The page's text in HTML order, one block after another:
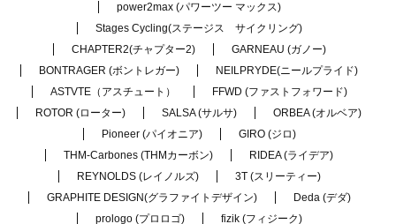
power2max (パワーツー マックス)
Stages Cycling(ステージス サイクリング)
CHAPTER2(チャプター2)
GARNEAU (ガノー)
BONTRAGER (ボントレガー)
NEILPRYDE(ニールプライド)
ASTVTE（アスチュート）
FFWD (ファストフォワード)
ROTOR (ローター)
SALSA (サルサ)
ORBEA (オルベア)
Pioneer (パイオニア)
GIRO (ジロ)
THM-Carbones (THMカーボン)
RIDEA (ライデア)
REYNOLDS (レイノルズ)
3T (スリーティー)
GRAPHITE DESIGN(グラファイトデザイン)
Deda (デダ)
prologo (プロロゴ)
fizik (フィジーク)